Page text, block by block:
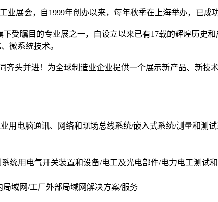
展会，自1999年创办以来，每年秋季在上海举办，已成
受瞩目的专业展之一，自设立以来已有17载的辉煌历史
微系统技术。
头并进！为全球制造业企业提供一个展示新产品、新技
电脑通讯、网络和现场总线系统/嵌入式系统/测量和测
统用电气开关装置和设备/电工及光电部件/电力电工测试
域网/工厂外部局域网解决方案/服务